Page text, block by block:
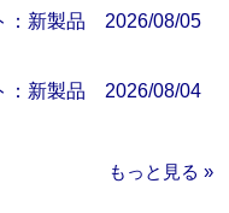
：新製品 2026/08/05
：新製品 2026/08/04
もっと見る »